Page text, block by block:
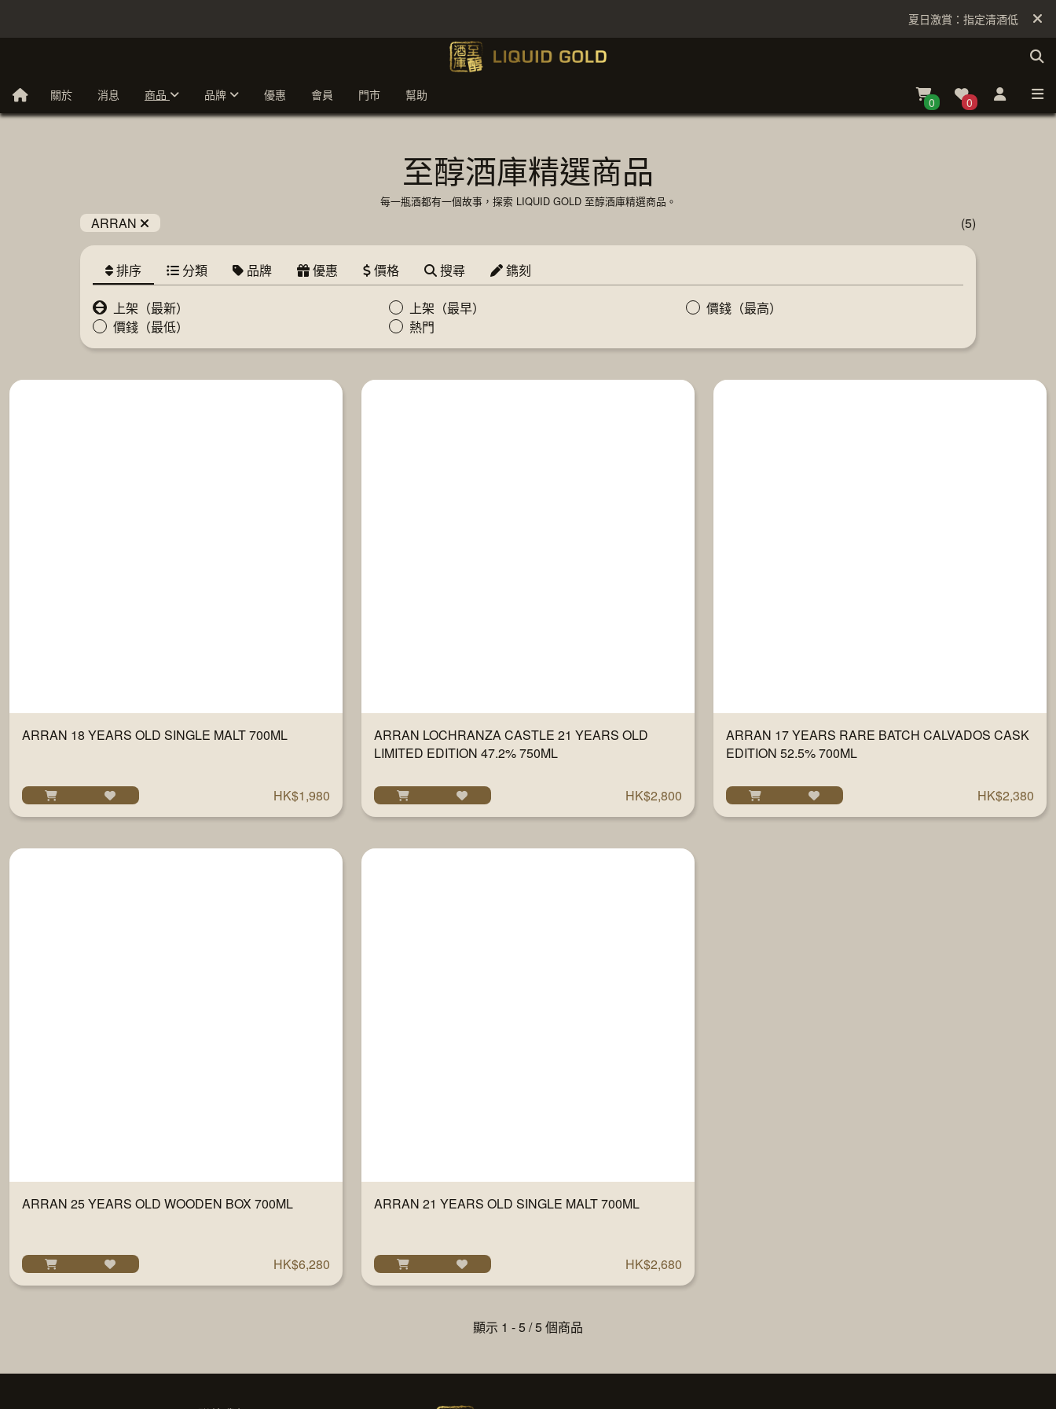
夏日激賞：指定清酒低至6折
關於 消息 商品 品牌 優惠 會員 門市 幫助 0 0
至醇酒庫精選商品
每一瓶酒都有一個故事，探索 LIQUID GOLD 至醇酒庫精選商品。
ARRAN (5)
排序 分類 品牌 優惠 價格 搜尋 鐫刻
上架（最新） 上架（最早）
價錢（最高）
價錢（最低）
熱門
ARRAN 18 YEARS OLD SINGLE MALT 700ML
HK$1,980
ARRAN LOCHRANZA CASTLE 21 YEARS OLD
LIMITED EDITION 47.2% 750ML
HK$2,800
ARRAN 17 YEARS RARE BATCH CALVADOS CASK
EDITION 52.5% 700ML
HK$2,380
ARRAN 25 YEARS OLD WOODEN BOX 700ML
HK$6,280
ARRAN 21 YEARS OLD SINGLE MALT 700ML
HK$2,680
顯示 1 - 5 / 5 個商品